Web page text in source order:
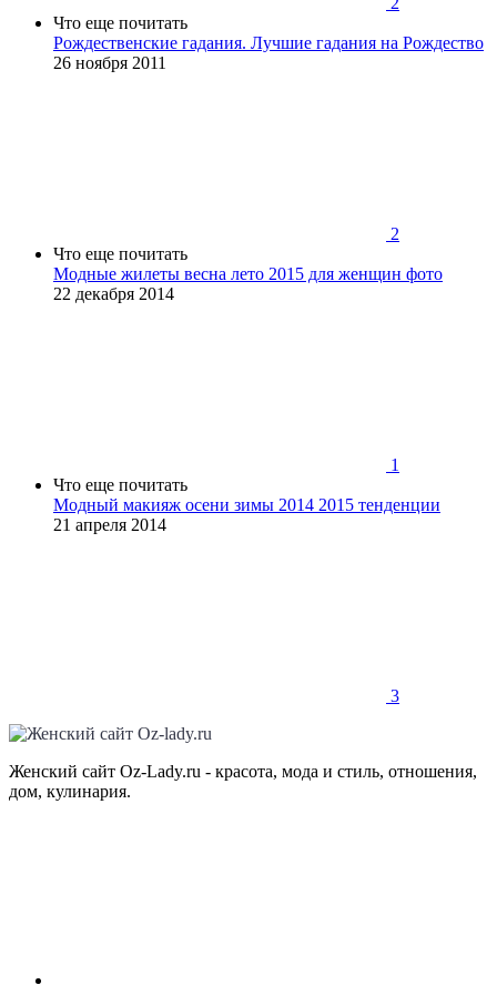
Что еще почитать
Рождественские гадания. Лучшие гадания на Рождество
26 ноября 2011
2
Что еще почитать
Модные жилеты весна лето 2015 для женщин фото
22 декабря 2014
1
Что еще почитать
Модный макияж осени зимы 2014 2015 тенденции
21 апреля 2014
3
Женский сайт Oz-Lady.ru - красота, мода и стиль, отношения,
дом, кулинария.